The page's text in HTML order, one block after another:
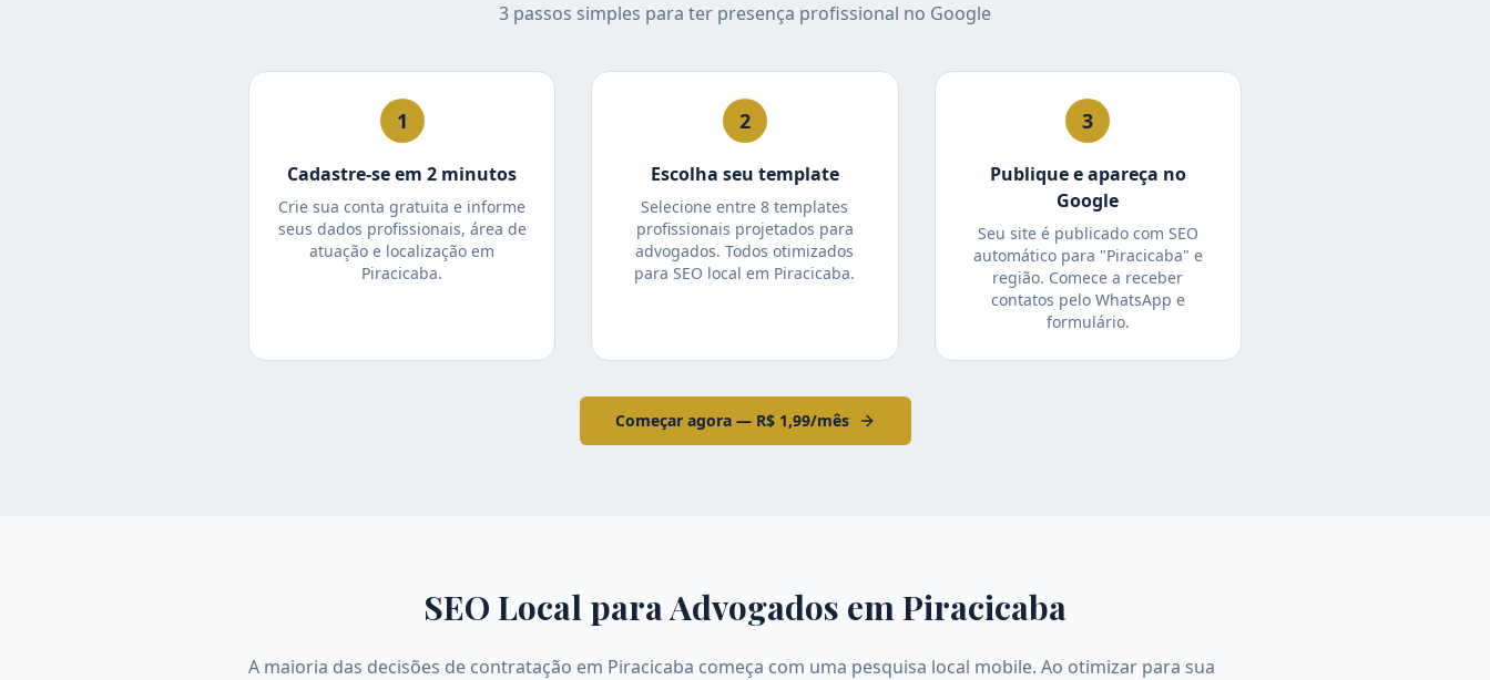
3 passos simples para ter presença profissional no Google
1
Cadastre-se em 2 minutos
Crie sua conta gratuita e informe
seus dados profissionais, área de
atuação e localização em
Piracicaba.
2
Escolha seu template
Selecione entre 8 templates
profissionais projetados para
advogados. Todos otimizados
para SEO local em Piracicaba.
3
Publique e apareça no
Google
Seu site é publicado com SEO
automático para "Piracicaba" e
região. Comece a receber
contatos pelo WhatsApp e
formulário.
Começar agora — R$ 1,99/mês
SEO Local para Advogados emPiracicaba
A maioria das decisões de contratação em Piracicaba começa com uma pesquisa local mobile. Ao otimizar para sua